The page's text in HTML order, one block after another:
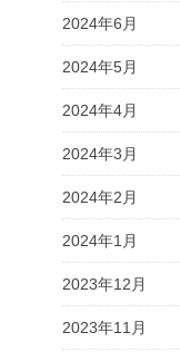
2024年6月
2024年5月
2024年4月
2024年3月
2024年2月
2024年1月
2023年12月
2023年11月